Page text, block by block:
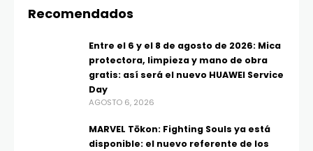
Recomendados
Entre el 6 y el 8 de agosto de 2026: Mica
protectora, limpieza y mano de obra
gratis: así será el nuevo HUAWEI Service
Day
AGOSTO 6, 2026
MARVEL Tōkon: Fighting Souls ya está
disponible: el nuevo referente de los